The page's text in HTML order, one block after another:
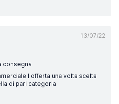
13/07/22
consegna
l'offerta una volta scelta
di pari categoria